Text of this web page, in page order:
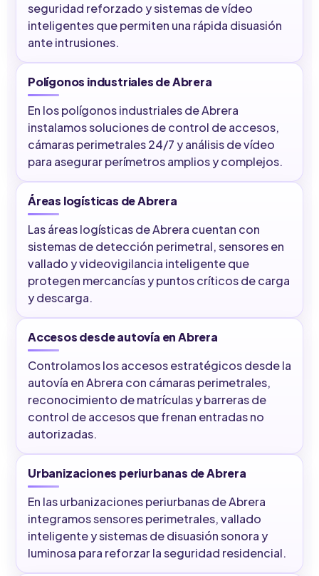
seguridad reforzado y sistemas de vídeo
inteligentes que permiten una rápida disuasión
ante intrusiones.
Polígonos industriales de Abrera
En los polígonos industriales de Abrera
instalamos soluciones de control de accesos,
cámaras perimetrales 24/7 y análisis de vídeo
para asegurar perímetros amplios y complejos.
Áreas logísticas de Abrera
Las áreas logísticas de Abrera cuentan con
sistemas de detección perimetral, sensores en
vallado y videovigilancia inteligente que
protegen mercancías y puntos críticos de carga
y descarga.
Accesos desde autovía en Abrera
Controlamos los accesos estratégicos desde la
autovía en Abrera con cámaras perimetrales,
reconocimiento de matrículas y barreras de
control de accesos que frenan entradas no
autorizadas.
Urbanizaciones periurbanas de Abrera
En las urbanizaciones periurbanas de Abrera
integramos sensores perimetrales, vallado
inteligente y sistemas de disuasión sonora y
luminosa para reforzar la seguridad residencial.